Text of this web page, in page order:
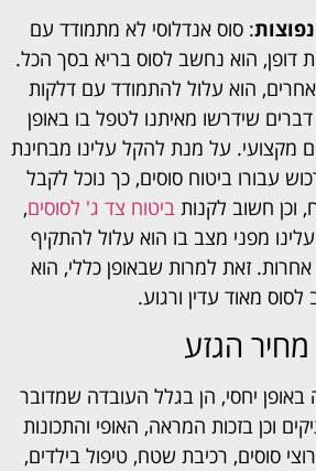
: סוס אנדלוסי לא מתמודד עם
דופן, הוא נחשב לסוס בריא בסך הכל.
הוא עלול להתמודד עם דלקות
שידרשו מאיתנו לטפל בו באופן
מקצועי. על מנת להקל עלינו מבחינת
עבורו ביטוח סוסים, כך נוכל לקבל
וכן חשוב לקנותביטוח צד ג' לסוסים,
מפני מצב בו הוא עלול להתקיף
אחרות. זאת למרות שבאופן כללי, הוא
מאוד עדין ורגוע.
מחיר הגזע
באופן יחסי, הן בגלל העובדה שמדובר
וכן בזכות המראה, האופי והתכונות
סוסים, רכיבת שטח, טיפול בילדים,